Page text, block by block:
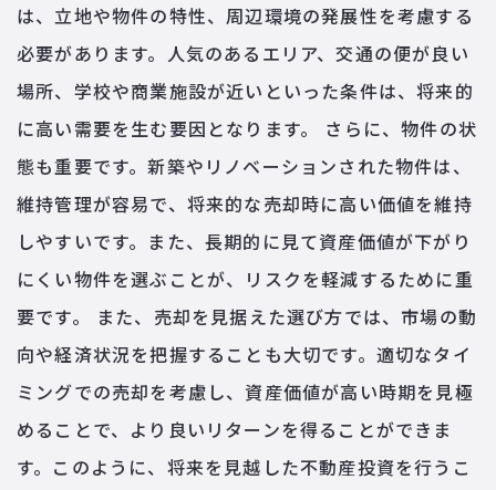
は、立地や物件の特性、周辺環境の発展性を考慮する
必要があります。人気のあるエリア、交通の便が良い
場所、学校や商業施設が近いといった条件は、将来的
に高い需要を生む要因となります。 さらに、物件の状
態も重要です。新築やリノベーションされた物件は、
維持管理が容易で、将来的な売却時に高い価値を維持
しやすいです。また、長期的に見て資産価値が下がり
にくい物件を選ぶことが、リスクを軽減するために重
要です。 また、売却を見据えた選び方では、市場の動
向や経済状況を把握することも大切です。適切なタイ
ミングでの売却を考慮し、資産価値が高い時期を見極
めることで、より良いリターンを得ることができま
す。このように、将来を見越した不動産投資を行うこ